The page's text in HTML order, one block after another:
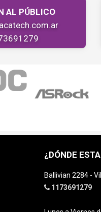
AL PÚBLICO
¿DÓNDE
Ballivian 2284 -
1173691279